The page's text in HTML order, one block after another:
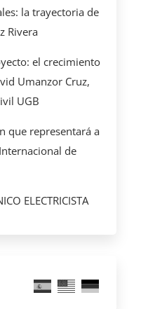
la trayectoria de
Rivera
el crecimiento
Umanzor Cruz,
UGB
que representará a
de
ELECTRICISTA